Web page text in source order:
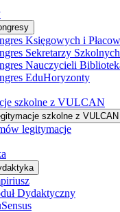
Księgowych i
Sekretarzy Szkolnych
Nauczycieli
EduHoryzonty
szkolne z VULCAN
szkolne z VULCAN
legitymacje
Dydaktyczny